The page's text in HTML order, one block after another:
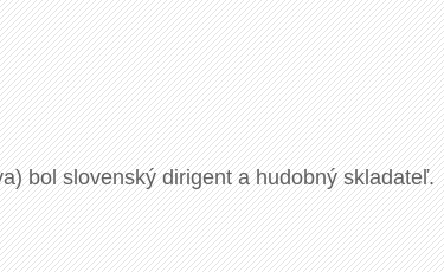
bol slovenský dirigent a hudobný skladateľ.